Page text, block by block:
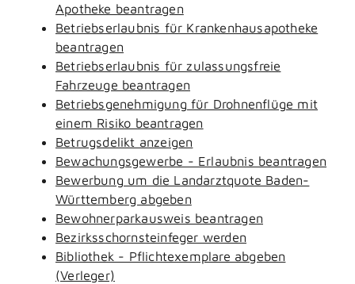
Apotheke beantragen
Betriebserlaubnis für Krankenhausapotheke
beantragen
Betriebserlaubnis für zulassungsfreie
Fahrzeuge beantragen
Betriebsgenehmigung für Drohnenflüge mit
einem Risiko beantragen
Betrugsdelikt anzeigen
Bewachungsgewerbe - Erlaubnis beantragen
Bewerbung um die Landarztquote Baden-
Württemberg abgeben
Bewohnerparkausweis beantragen
Bezirksschornsteinfeger werden
Bibliothek - Pflichtexemplare abgeben
(Verleger)